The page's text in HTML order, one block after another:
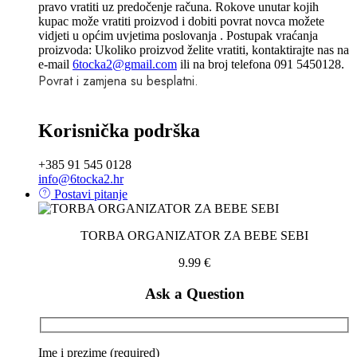
pravo vratiti uz predočenje računa. Rokove unutar kojih
kupac može vratiti proizvod i dobiti povrat novca možete
vidjeti u općim uvjetima poslovanja . Postupak vraćanja
proizvoda: Ukoliko proizvod želite vratiti, kontaktirajte nas na
e-mail 6tocka2@gmail.com ili na broj telefona 091 5450128.
Povrat i zamjena su besplatni.
Korisnička podrška
+385 91 545 0128
info@6tocka2.hr
Postavi pitanje
TORBA ORGANIZATOR ZA BEBE SEBI
9.99 €
Ask a Question
Ime i prezime (required)